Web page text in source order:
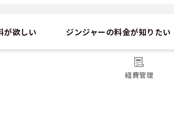
が欲しい ジンジャーの料金が知りたい
経費管理